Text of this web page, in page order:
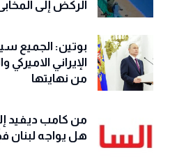
الركض إلى
بوتين: الجميع
الإيراني الاميركي
من نهايتها
من كامب ديفيد
هل يواجه لبنان